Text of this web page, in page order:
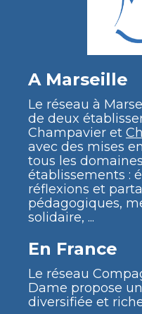
A Marseille
Le réseau à
de deux
Champavier et
avec des mises
tous les
établissements :
réflexions et
pédagogiques,
solidaire, ...
En France
Le réseau
Dame propose
diversifiée et